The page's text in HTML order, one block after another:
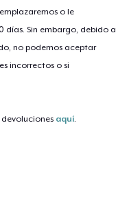
o le
días. Sin embargo, debido a
no podemos aceptar
incorrectos o si
aquí.